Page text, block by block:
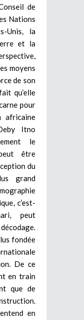
de
Nations
Unis, la
et la
moyens
de son
qu’elle
pour
africaine
Itno
le
être
du
grand
c’est-
peut
fondée
De ce
en train
que de
en